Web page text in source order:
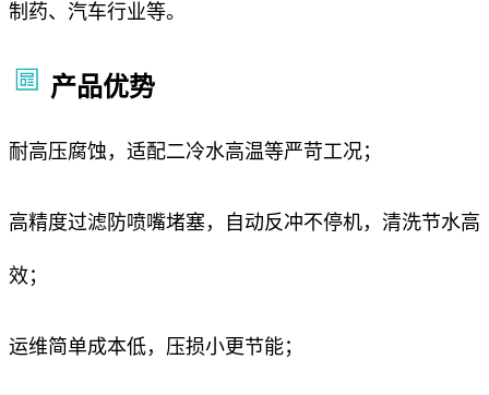
制药、汽车行业等。
产品优势
耐高压腐蚀，适配二冷水高温等严苛工况；
高精度过滤防喷嘴堵塞，自动反冲不停机，清洗节水高
效；
运维简单成本低，压损小更节能；